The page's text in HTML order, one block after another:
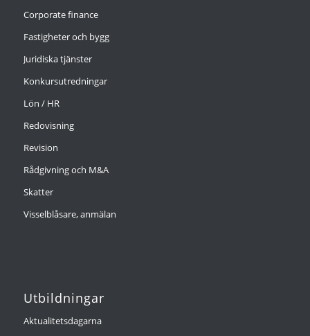
Corporate finance
Fastigheter och bygg
Juridiska tjänster
Konkursutredningar
Lön / HR
Redovisning
Revision
Rådgivning och M&A
Skatter
Visselblåsare, anmälan
Utbildningar
Aktualitetsdagarna